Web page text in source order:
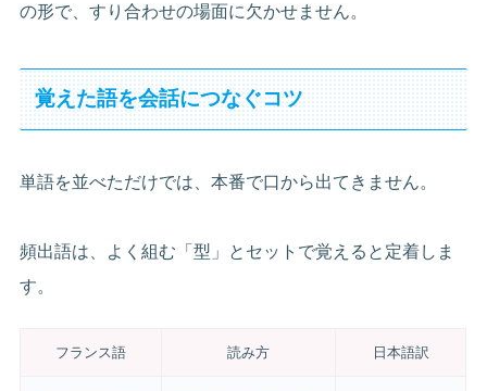
の形で、すり合わせの場面に欠かせません。
覚えた語を会話につなぐコツ
単語を並べただけでは、本番で口から出てきません。
頻出語は、よく組む「型」とセットで覚えると定着しま
す。
フランス語 読み方 日本語訳